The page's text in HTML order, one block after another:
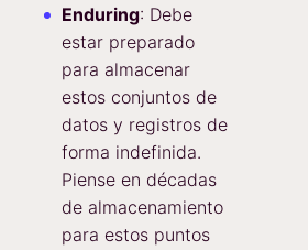
Enduring: Debe
estar preparado
para almacenar
estos conjuntos de
datos y registros de
forma indefinida.
Piense en décadas
de almacenamiento
para estos puntos